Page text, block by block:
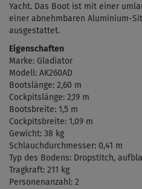
Yacht. Das Boot ist mit einer
einer abnehmbaren Aluminium-
ausgestattet.
Eigenschaften
Marke: Gladiator
Modell: AK260AD
Bootslänge: 2,60 m
Cockpitslänge: 2,19 m
Bootsbreite: 1,5 m
Cockpitsbreite: 1,09 m
Gewicht: 38 kg
Schlauchdurchmesser: 0,41 m
Typ des Bodens: Dropstitch,
Tragkraft: 211 kg
Personenanzahl: 2